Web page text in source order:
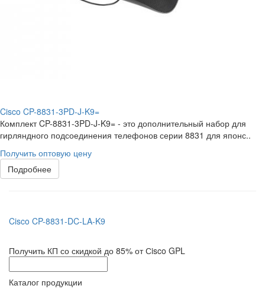
Cisco CP-8831-3PD-J-K9=
Комплект CP-8831-3PD-J-K9= - это дополнительный набор для
гирляндного подсоединения телефонов серии 8831 для японс..
Получить оптовую цену
Подробнее
Cisco CP-8831-DC-LA-K9
Получить КП со скидкой до 85% от Сisco GPL
Каталог продукции